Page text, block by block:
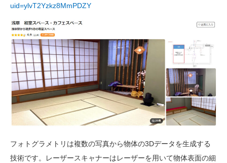
uid=ylvT2Yzkz8MmPDZY
フォトグラメトリは複数の写真から物体の3Dデータを生成する
技術です。レーザースキャナーはレーザーを用いて物体表面の細